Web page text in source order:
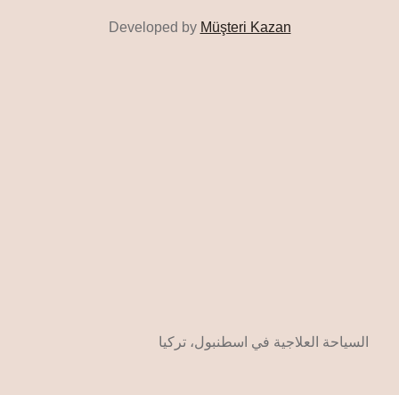
Developed by Müşteri Kazan
السياحة العلاجية في اسطنبول، تركيا